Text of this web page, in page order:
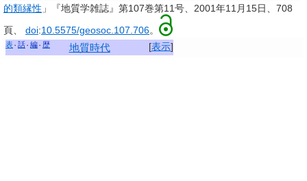
的類縁性 」『地質学雑誌』第107巻第11号、2001年11月15日、708
頁、 doi:10.5575/geosoc.107.706。
[表示]
表 話 編 歴 地質時代